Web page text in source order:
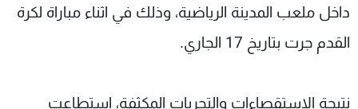
داخل ملعب المدينة الرياضية، وذلك في اثناء مباراة لكرة
القدم جرت بتاريخ 17 الجاري.
نتيجة الاستقصاءات والتحريات المكثفة، استطاعت
سياسة الخصوصية